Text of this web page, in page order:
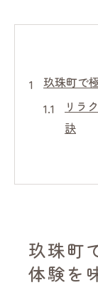
玖珠町で
リラ
訣
極上
静か
すすめ
玖珠町
体験を